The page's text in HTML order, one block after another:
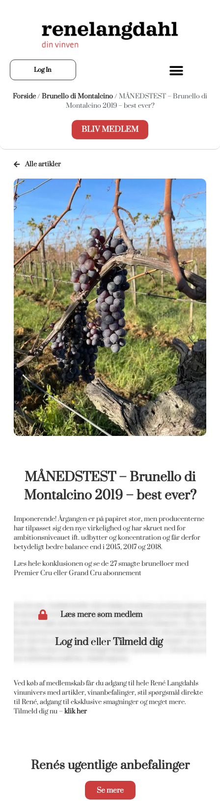
Log In
Forside/ Brunello di Montalcino/ MÅNEDSTEST – Brunello di
Montalcino 2019 – best ever?
BLIV MEDLEM
Alle artikler
MÅNEDSTEST – Brunello di
Montalcino 2019 – best ever?
Imponerende! Årgangen er på papiret stor, men producenterne
har tilpasset sig den nye virkelighed og har skruet ned for
ambitionsniveauet ift. udbytter og koncentration og får derfor
betydeligt bedre balance end i 2015, 2017 og 2018.
Læs hele konklusionen og se de 27 smagte brunelloer med
Premier Cru eller Grand Cru abonnement
Læs mere som medlem
Log indellerTilmeld dig
Ved køb af medlemskab får du adgang til hele René Langdahls
vinunivers med artikler, vinanbefalinger, stil spørgsmål direkte
til René, adgang til eksklusive smagninger og meget mere.
Tilmeld dig nu –klik her
Renés ugentlige anbefalinger
Se mere